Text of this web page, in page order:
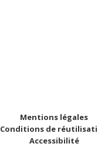
Mentions légales
Conditions de
Accessibilité